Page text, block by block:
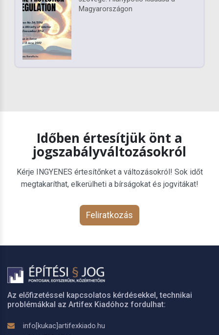
Magyarországon
Időben értesítjük önt a
jogszabályváltozásokról
Kérje INGYENES értesítőnket a változásokról! Sok időt
megtakaríthat, elkerülheti a bírságokat és jogvitákat!
Feliratkozás
Az előfizetéssel kapcsolatos kérdésekkel, technikai
problémákkal az Artifex Kiadóhoz fordulhat:
info[kukac]artifexkiado.hu